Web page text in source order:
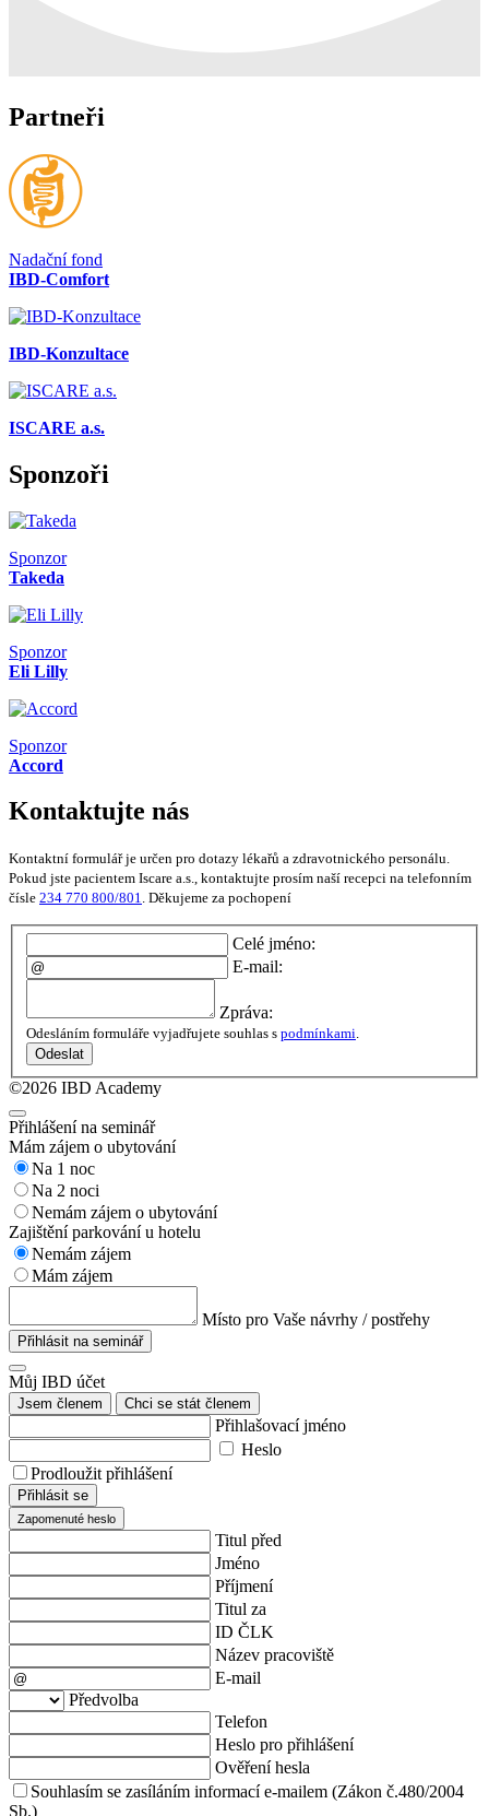
Partneři
Nadační fond
IBD-Comfort
IBD-Konzultace
ISCARE a.s.
Sponzoři
Sponzor
Takeda
Sponzor
Eli Lilly
Sponzor
Accord
Kontaktujte nás
Kontaktní formulář je určen pro dotazy lékařů a zdravotnického personálu.
Pokud jste pacientem Iscare a.s., kontaktujte prosím naší recepci na telefonním
čísle 234 770 800/801. Děkujeme za pochopení
Celé jméno:
E-mail:
Zpráva:
Odesláním formuláře vyjadřujete souhlas s podmínkami
Odeslat
©2026 IBD Academy
Přihlášení na seminář
Mám zájem o ubytování
Na 1 noc
Na 2 noci
Nemám zájem o ubytování
Zajištění parkování u hotelu
Nemám zájem
Mám zájem
Místo pro Vaše návrhy / postřehy
Přihlásit na seminář
Můj IBD účet
Jsem členem Chci se stát členem
Přihlašovací jméno
Heslo
Prodloužit přihlášení
Přihlásit se
Zapomenuté heslo
Titul před
Jméno
Příjmení
Titul za
ID ČLK
Název pracoviště
E-mail
Předvolba
Telefon
Heslo pro přihlášení
Ověření hesla
Souhlasím se zasíláním informací e-mailem (Zákon č.480/2004
Sb.)